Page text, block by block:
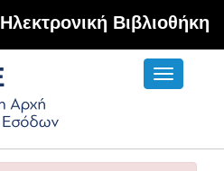
Hλεκτρονική Βιβλιοθήκη
Toggle